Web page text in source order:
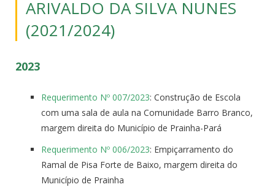
ARIVALDO DA SILVA NUNES
(2021/2024)
2023
Requerimento Nº 007/2023: Construção de Escola
com uma sala de aula na Comunidade Barro Branco,
margem direita do Município de Prainha-Pará
Requerimento Nº 006/2023: Empiçarramento do
Ramal de Pisa Forte de Baixo, margem direita do
Município de Prainha